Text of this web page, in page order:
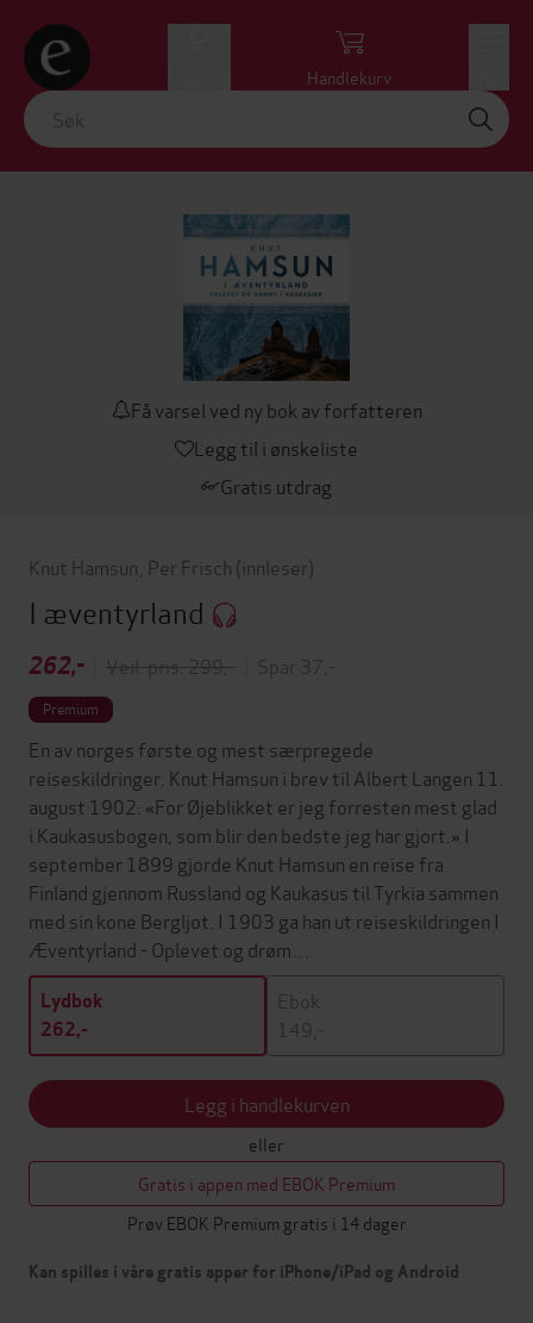
Handlekurv
Få varsel ved ny bok av forfatteren
Legg til i ønskeliste
Gratis utdrag
Knut Hamsun Per Frisch (innleser)
I æventyrland
262,- Veil. pris: 299,- Spar 37,-
Premium
En av norges første og mest særpregede
reiseskildringer. Knut Hamsun i brev til Albert Langen 11.
august 1902: «For Øjeblikket er jeg forresten mest glad
i Kaukasusbogen, som blir den bedste jeg har gjort.» I
september 1899 gjorde Knut Hamsun en reise fra
Finland gjennom Russland og Kaukasus til Tyrkia sammen
med sin kone Bergljot. I 1903 ga han ut reiseskildringen I
Æventyrland - Oplevet og drøm…
Lydbok
262,-
Ebok
149,-
Legg i handlekurven
eller
Gratis i appen med EBOK Premium
Prøv EBOK Premium gratis i 14 dager
Kan spilles i våre gratis apper for iPhone/iPad og Android